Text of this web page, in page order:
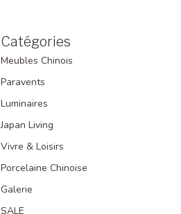
Catégories
Meubles Chinois
Paravents
Luminaires
Japan Living
Vivre & Loisirs
Porcelaine Chinoise
Galerie
SALE